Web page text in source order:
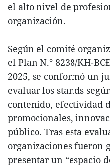
el alto nivel de
organización.
Según el comité
el Plan N.° 8238/KH-
2025, se conformó un
evaluar los stands
contenido, efectividad
promocionales,
público. Tras esta
organizaciones fueron
presentar un “espacio